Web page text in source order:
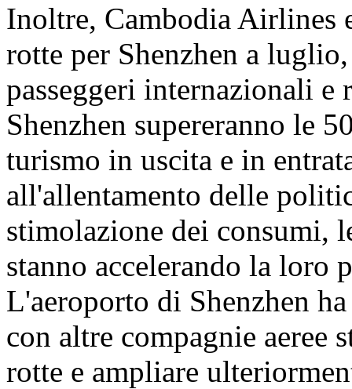
Inoltre, Cambodia Airlines
rotte per Shenzhen a
passeggeri internazionali
Shenzhen supereranno le
turismo in uscita e in
all'allentamento delle
stimolazione dei consumi,
stanno accelerando la loro
L'aeroporto di Shenzhen
con altre compagnie aeree
rotte e ampliare